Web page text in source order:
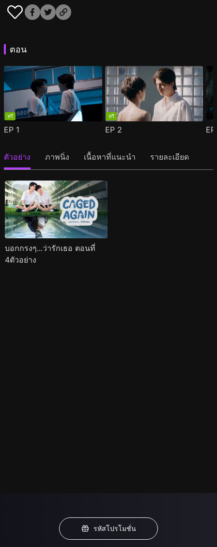
ตอน
ฟรี
EP 1
ฟรี
EP 2
ตัวอย่าง ภาพนิ่ง เนื้อหาที่แนะนำ รายละเอียด
บอกกรงๆ...ว่ารักเธอ ตอนที่
4ตัวอย่าง
รหัสโปรโมชั่น